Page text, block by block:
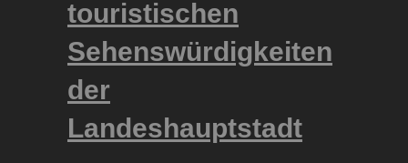
touristischen
Sehenswürdigkeiten
der
Landeshauptstadt